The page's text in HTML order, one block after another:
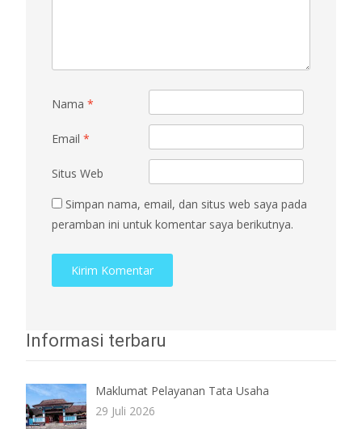
Nama *
Email *
Situs Web
Simpan nama, email, dan situs web saya pada
peramban ini untuk komentar saya berikutnya.
Informasi terbaru
Maklumat Pelayanan Tata Usaha
29 Juli 2026